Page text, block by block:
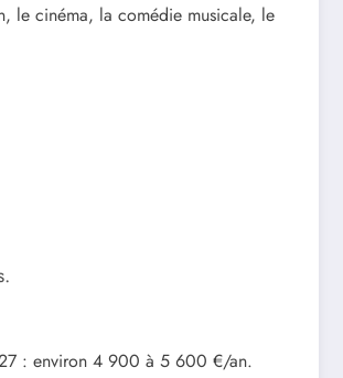
le cinéma, la comédie musicale, le
27 : environ 4 900 à 5 600 €/an.